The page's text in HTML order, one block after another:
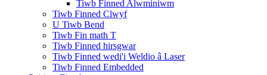
Tiwb Finned Alwminiwm
Tiwb Finned Clwyf
U Tiwb Bend
Tiwb Fin math T
Tiwb Finned hirsgwar
Tiwb Finned wedi'i Weldio â Laser
Tiwb Finned Embedded